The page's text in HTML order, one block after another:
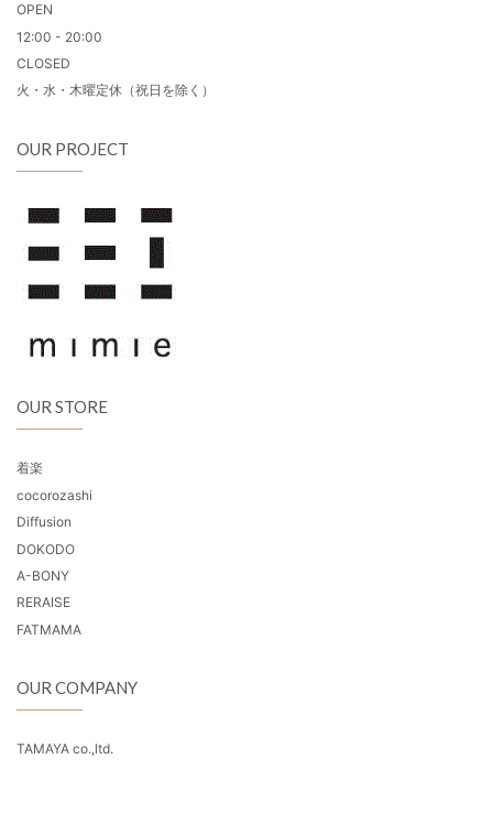
OPEN
12:00 - 20:00
CLOSED
火・水・木曜定休（祝日を除く）
OUR PROJECT
OUR STORE
着楽
cocorozashi
Diffusion
DOKODO
A-BONY
RERAISE
FATMAMA
OUR COMPANY
TAMAYA co.,ltd.